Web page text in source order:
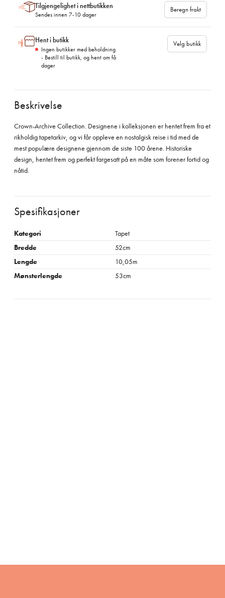
Tilgjengelighet i nettbutikken
Sendes innen 7-10 dager
Beregn frakt
Hent i butikk
Ingen butikker med beholdning
- Bestill til butikk, og hent om få
dager
Velg butikk
Beskrivelse
Crown-Archive Collection. Designene i kolleksjonen er hentet frem fra et
rikholdig tapetarkiv, og vi får oppleve en nostalgisk reise i tid med de
mest populære designene gjennom de siste 100 årene. Historiske
design, hentet frem og perfekt fargesatt på en måte som forener fortid og
nåtid.
Spesifikasjoner
Kategori
Tapet
Bredde
52cm
Lengde
10,05m
Mønsterlengde
53cm